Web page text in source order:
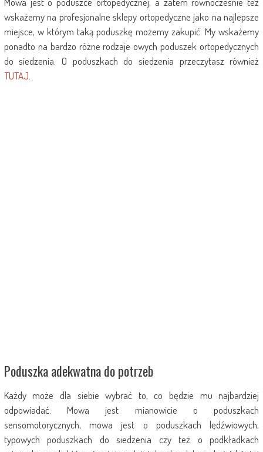
wskażemy na profesjonalne sklepy ortopedyczne jako na najlepsze
miejsce, w którym taką poduszkę możemy zakupić. My wskażemy
ponadto na bardzo różne rodzaje owych poduszek ortopedycznych
do siedzenia. O poduszkach do siedzenia przeczytasz również
TUTAJ
Poduszka adekwatna do potrzeb
Każdy może dla siebie wybrać to, co będzie mu najbardziej
odpowiadać. Mowa jest mianowicie o poduszkach
sensomotorycznych, mowa jest o poduszkach lędźwiowych,
typowych poduszkach do siedzenia czy też o podkładkach